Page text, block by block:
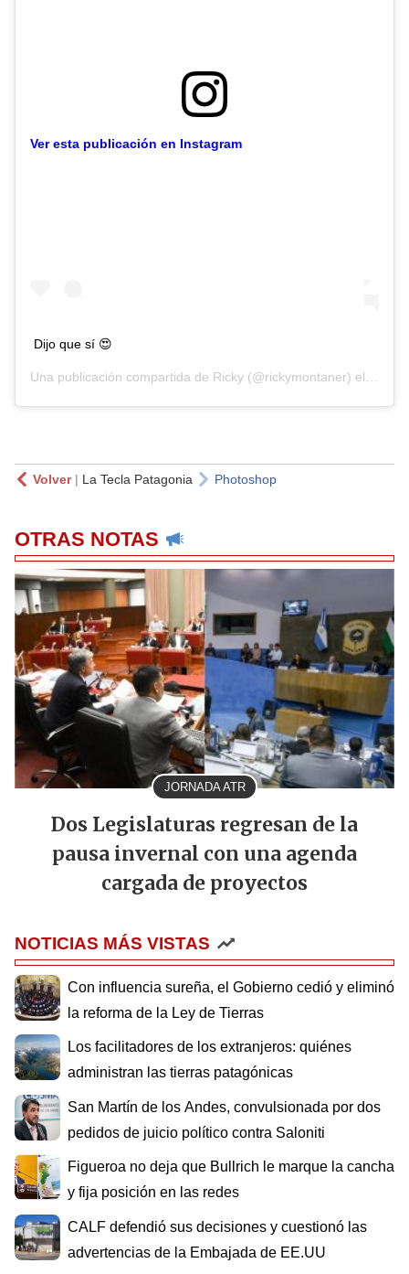
Ver esta publicación en Instagram
Dijo que sí 😍
Una publicación compartida de Ricky (@rickymontaner) el
Volver| La Tecla Patagonia Photoshop
OTRAS NOTAS
JORNADA ATR
Dos Legislaturas regresan de la
pausa invernal con una agenda
cargada de proyectos
NOTICIAS MÁS VISTAS
Con influencia sureña, el Gobierno cedió y eliminó
la reforma de la Ley de Tierras
Los facilitadores de los extranjeros: quiénes
administran las tierras patagónicas
San Martín de los Andes, convulsionada por dos
pedidos de juicio político contra Saloniti
Figueroa no deja que Bullrich le marque la cancha
y fija posición en las redes
CALF defendió sus decisiones y cuestionó las
advertencias de la Embajada de EE.UU